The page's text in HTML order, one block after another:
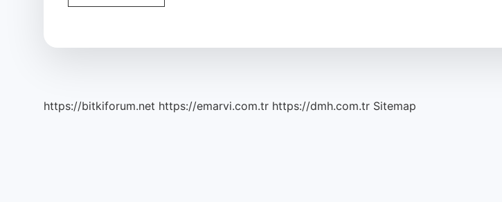
Hangi
https://bitkiforum.net https://emarvi.com.tr https://dmh.com.tr Sitemap